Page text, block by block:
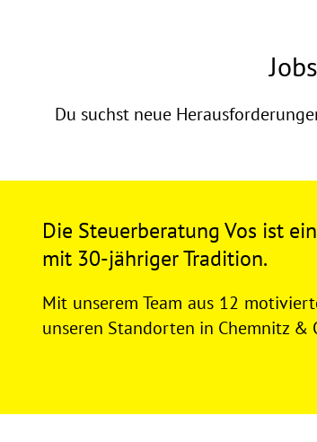
Du suchst neue
Die Steuerberatung Vos ist
mit 30-jähriger Tradition.
Mit unserem Team aus 12
unseren Standorten in Chemnitz &